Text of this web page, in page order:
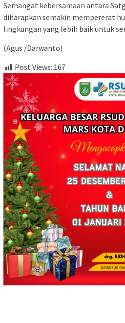
Semangat kebersamaan antara
diharapkan semakin mempererat
lingkungan yang lebih baik untuk
(Agus /Darwanto)
Post Views: 167